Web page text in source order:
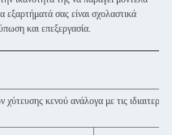
σας είναι σχολαστικά
και επεξεργασία.
κενού ανάλογα με τις